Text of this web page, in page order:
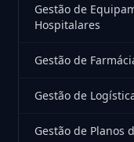
Gestão de
Hospitalares
Gestão de
Gestão de
Gestão de Planos